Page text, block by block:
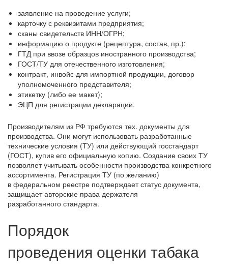
заявление на проведение услуги;
карточку с реквизитами предприятия;
сканы свидетельств ИНН/ОГРН;
информацию о продукте (рецептура, состав, пр.);
ГТД при ввозе образцов иностранного производства;
ГОСТ/ТУ для отечественного изготовления;
контракт, инвойс для импортной продукции, договор
уполномоченного представителя;
этикетку (либо ее макет);
ЭЦП для регистрации декларации.
Производителям из РФ требуются тех. документы для
производства. Они могут использовать разработанные
технические условия (ТУ) или действующий госстандарт
(ГОСТ), купив его официальную копию. Создание своих ТУ
позволяет учитывать особенности производства конкретного
ассортимента. Регистрация ТУ (по желанию)
в федеральном реестре подтверждает статус документа,
защищает авторские права держателя
разработанного стандарта.
Порядок
проведения оценки табака